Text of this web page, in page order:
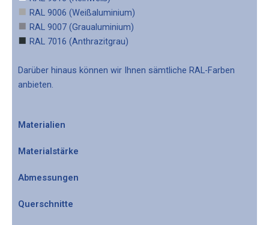
RAL 9006 (Weißaluminium)
RAL 9007 (Graualuminium)
RAL 7016 (Anthrazitgrau)
Darüber hinaus können wir Ihnen sämtliche RAL-Farben
anbieten.
Materialien
Materialstärke
Abmessungen
Querschnitte